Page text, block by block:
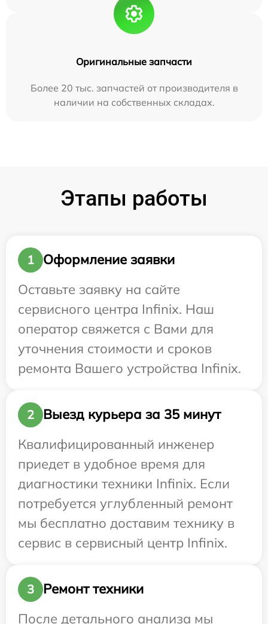
Оригинальные запчасти
Более 20 тыс. запчастей от производителя в
наличии на собственных складах.
Этапы работы
1
Оформление заявки
Оставьте заявку на сайте
сервисного центра Infinix. Наш
оператор свяжется с Вами для
уточнения стоимости и сроков
ремонта Вашего устройства Infinix.
2
Выезд курьера за 35 минут
Квалифицированный инженер
приедет в удобное время для
диагностики техники Infinix. Если
потребуется углубленный ремонт
мы бесплатно доставим технику в
сервис в сервисный центр Infinix.
3
Ремонт техники
После детального анализа мы